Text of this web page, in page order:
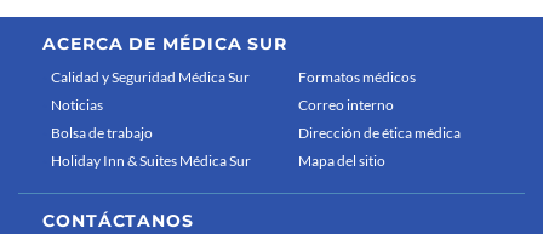
ACERCA DE MÉDICA SUR
Calidad y Seguridad Médica Sur
Noticias
Bolsa de trabajo
Holiday Inn & Suites Médica Sur
Formatos médicos
Correo interno
Dirección de ética médica
Mapa del sitio
CONTÁCTANOS